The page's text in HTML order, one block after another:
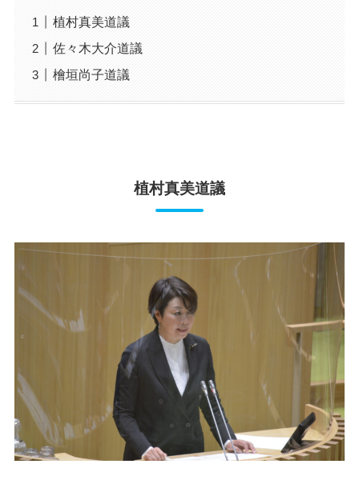
植村真美道議
佐々木大介道議
檜垣尚子道議
植村真美道議